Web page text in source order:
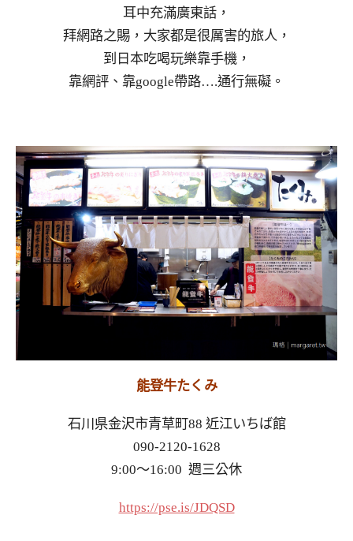
耳中充滿廣東話，
拜網路之賜，大家都是很厲害的旅人，
到日本吃喝玩樂靠手機，
靠網評、靠google帶路….通行無礙。
能登牛たくみ
石川県金沢市青草町88 近江いちば館
090-2120-1628
9:00～16:00 週三公休
https://pse.is/JDQSD